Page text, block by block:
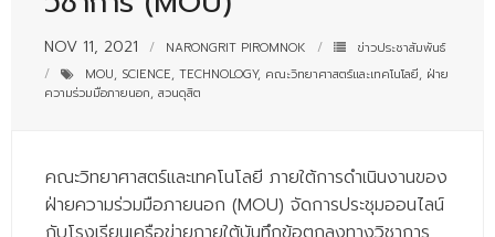
- - วิทยาการคอมพิวเตอร์
- - อนามัยสิ่งแวดล้อมและสาธารณภัย
NOV 11, 2021 NARONGRIT PIROMNOK
ข่าวประชาสัมพันธ์
MOU, SCIENCE, TECHNOLOGY, คณะวิทยาศาสตร์และเทคโนโลยี, ฝ่าย
ความร่วมมือภายนอก, สวนดุสิต
คณะวิทยาศาสตร์และเทคโนโลยี ภายใต้การดำเนินงานของ
ฝ่ายความร่วมมือภายนอก (MOU) จัดการประชุมออนไลน์